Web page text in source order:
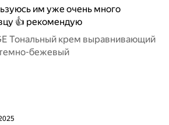
им уже очень много
👍 рекомендую
Тональный крем выравнивающий
темно-бежевый